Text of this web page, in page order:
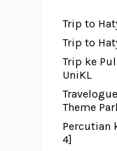
Trip to
Trip to
Trip ke
UniKL
Theme
Percutian
4]